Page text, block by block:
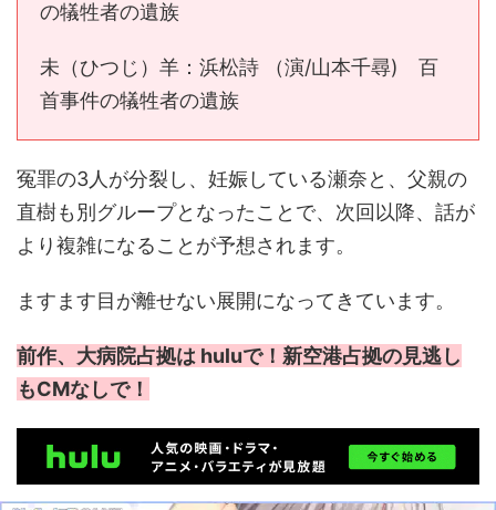
の犠牲者の遺族
未（ひつじ）羊：浜松詩 （演/山本千尋) 百
首事件の犠牲者の遺族
冤罪の3人が分裂し、妊娠している瀬奈と、父親の
直樹も別グループとなったことで、次回以降、話が
より複雑になることが予想されます。
ますます目が離せない展開になってきています。
前作、大病院占拠は huluで！新空港占拠の見逃し
もCMなしで！